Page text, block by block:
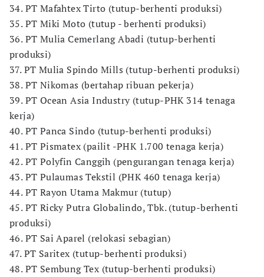
34. PT Mafahtex Tirto (tutup-berhenti produksi)
35. PT Miki Moto (tutup - berhenti produksi)
36. PT Mulia Cemerlang Abadi (tutup-berhenti
produksi)
37. PT Mulia Spindo Mills (tutup-berhenti produksi)
38. PT Nikomas (bertahap ribuan pekerja)
39. PT Ocean Asia Industry (tutup-PHK 314 tenaga
kerja)
40. PT Panca Sindo (tutup-berhenti produksi)
41. PT Pismatex (pailit -PHK 1.700 tenaga kerja)
42. PT Polyfin Canggih (pengurangan tenaga kerja)
43. PT Pulaumas Tekstil (PHK 460 tenaga kerja)
44. PT Rayon Utama Makmur (tutup)
45. PT Ricky Putra Globalindo, Tbk. (tutup-berhenti
produksi)
46. PT Sai Aparel (relokasi sebagian)
47. PT Saritex (tutup-berhenti produksi)
48. PT Sembung Tex (tutup-berhenti produksi)